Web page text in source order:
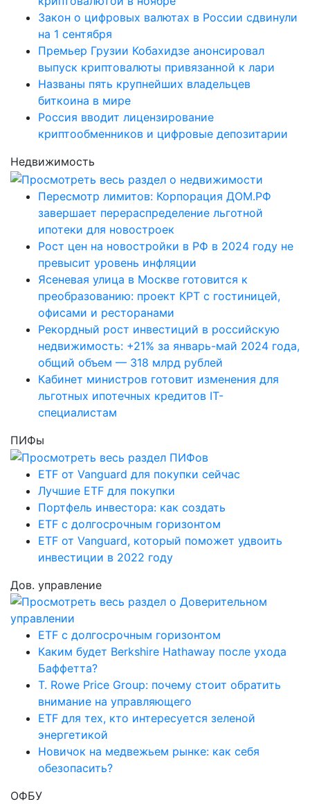
Закон о цифровых валютах в России сдвинули
на 1 сентября
Премьер Грузии Кобахидзе анонсировал
выпуск криптовалюты привязанной к лари
Названы пять крупнейших владельцев
биткоина в мире
Россия вводит лицензирование
криптообменников и цифровые депозитарии
Недвижимость
Пересмотр лимитов: Корпорация ДОМ.РФ
завершает перераспределение льготной
ипотеки для новостроек
Рост цен на новостройки в РФ в 2024 году не
превысит уровень инфляции
Ясеневая улица в Москве готовится к
преобразованию: проект КРТ с гостиницей,
офисами и ресторанами
Рекордный рост инвестиций в российскую
недвижимость: +21% за январь-май 2024 года,
общий объем — 318 млрд рублей
Кабинет министров готовит изменения для
льготных ипотечных кредитов IT-
специалистам
ПИФы
ETF от Vanguard для покупки сейчас
Лучшие ETF для покупки
Портфель инвестора: как создать
ETF с долгосрочным горизонтом
ETF от Vanguard, который поможет удвоить
инвестиции в 2022 году
Дов. управление
ETF с долгосрочным горизонтом
Каким будет Berkshire Hathaway после ухода
Баффетта?
T. Rowe Price Group: почему стоит обратить
внимание на управляющего
ETF для тех, кто интересуется зеленой
энергетикой
Новичок на медвежьем рынке: как себя
обезопасить?
ОФБУ